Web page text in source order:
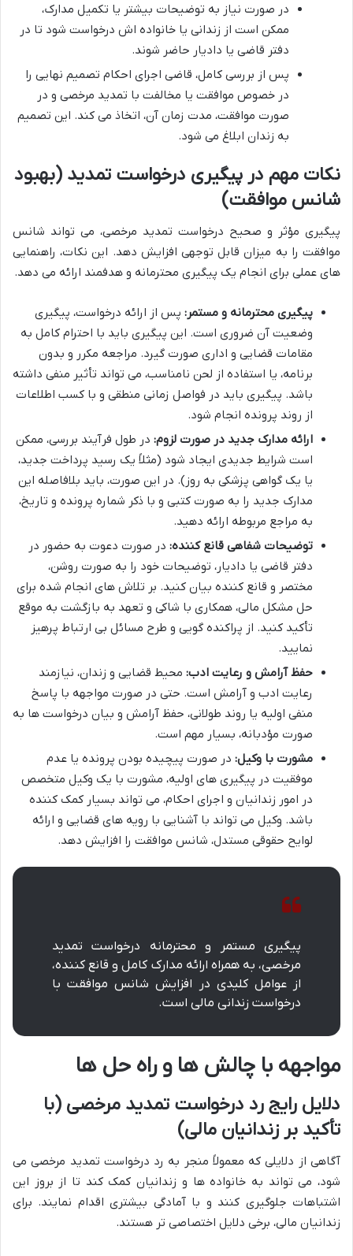
در صورت نیاز به توضیحات بیشتر یا تکمیل مدارک،
ممکن است از زندانی یا خانواده اش درخواست شود تا در
دفتر قاضی یا دادیار حاضر شوند.
پس از بررسی کامل، قاضی اجرای احکام تصمیم نهایی را
در خصوص موافقت یا مخالفت با تمدید مرخصی و در
صورت موافقت، مدت زمان آن، اتخاذ می کند. این تصمیم
به زندان ابلاغ می شود.
نکات مهم در پیگیری درخواست تمدید (بهبود
شانس موافقت)
پیگیری مؤثر و صحیح درخواست تمدید مرخصی، می تواند شانس
موافقت را به میزان قابل توجهی افزایش دهد. این نکات، راهنمایی
های عملی برای انجام یک پیگیری محترمانه و هدفمند ارائه می دهد.
پیگیری محترمانه و مستمر: پس از ارائه درخواست، پیگیری
وضعیت آن ضروری است. این پیگیری باید با احترام کامل به
مقامات قضایی و اداری صورت گیرد. مراجعه مکرر و بدون
برنامه، یا استفاده از لحن نامناسب، می تواند تأثیر منفی داشته
باشد. پیگیری باید در فواصل زمانی منطقی و با کسب اطلاعات
از روند پرونده انجام شود.
ارائه مدارک جدید در صورت لزوم: در طول فرآیند بررسی، ممکن
است شرایط جدیدی ایجاد شود (مثلاً یک رسید پرداخت جدید،
یا یک گواهی پزشکی به روز). در این صورت، باید بلافاصله این
مدارک جدید را به صورت کتبی و با ذکر شماره پرونده و تاریخ،
به مراجع مربوطه ارائه دهید.
توضیحات شفاهی قانع کننده: در صورت دعوت به حضور در
دفتر قاضی یا دادیار، توضیحات خود را به صورت روشن،
مختصر و قانع کننده بیان کنید. بر تلاش های انجام شده برای
حل مشکل مالی، همکاری با شاکی و تعهد به بازگشت به موقع
تأکید کنید. از پراکنده گویی و طرح مسائل بی ارتباط پرهیز
نمایید.
حفظ آرامش و رعایت ادب: محیط قضایی و زندان، نیازمند
رعایت ادب و آرامش است. حتی در صورت مواجهه با پاسخ
منفی اولیه یا روند طولانی، حفظ آرامش و بیان درخواست ها به
صورت مؤدبانه، بسیار مهم است.
مشورت با وکیل: در صورت پیچیده بودن پرونده یا عدم
موفقیت در پیگیری های اولیه، مشورت با یک وکیل متخصص
در امور زندانیان و اجرای احکام، می تواند بسیار کمک کننده
باشد. وکیل می تواند با آشنایی با رویه های قضایی و ارائه
لوایح حقوقی مستدل، شانس موافقت را افزایش دهد.
پیگیری مستمر و محترمانه درخواست تمدید
مرخصی، به همراه ارائه مدارک کامل و قانع کننده،
از عوامل کلیدی در افزایش شانس موافقت با
درخواست زندانی مالی است.
مواجهه با چالش ها و راه حل ها
دلایل رایج رد درخواست تمدید مرخصی (با
تأکید بر زندانیان مالی)
آگاهی از دلایلی که معمولاً منجر به رد درخواست تمدید مرخصی می
شود، می تواند به خانواده ها و زندانیان کمک کند تا از بروز این
اشتباهات جلوگیری کنند و با آمادگی بیشتری اقدام نمایند. برای
زندانیان مالی، برخی دلایل اختصاصی تر هستند.